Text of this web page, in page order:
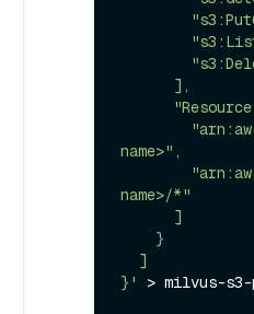
name>",
name>/*"
}'
> milvus-